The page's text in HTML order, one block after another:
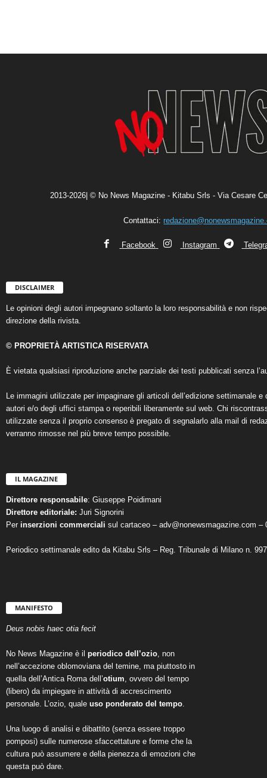
2013-2026| © No News Magazine - Kitabu Srls - Via Cesare
Contattaci:
Facebook Instagram
DISCLAIMER
Le opinioni degli autori impegnano soltanto la loro responsabilità e non
direzione della rivista.
© PROPRIETÀ ARTISTICA RISERVATA
È vietata qualsiasi riproduzione anche parziale dei testi pubblicati senza
Le immagini utilizzate per impaginare gli articoli dell’edizione settimanale
autori e/o degli uffici stampa o reperibili liberamente sul web. Chi
utilizzate senza il proprio consenso è pregato di segnalarlo alla mail di
verranno rimosse nel più breve tempo possibile.
IL MAGAZINE
Direttore responsabile: Giuseppe Poidimani
Direttore editoriale: Juri Signorini
Per inserzioni commerciali sul cartaceo – adv@nonewsmagazine.com –
Periodico settimanale edito da Kitabu Srls – Reg. Tribunale di Milano n.
MANIFESTO
Deus nobis haec otia fecit
No News Magazine è il periodico dell’ozio, non
nell’accezione oblomoviana del temine, ma piuttosto in
quella dell’Antica Roma dell’otium, ovvero del tempo
(libero) da impiegare in attività di accrescimento
personale. L’ozio, quale uso ponderato del tempo.
Una luogo di analisi e dibattito (senza essere troppo
pomposi) sulle numerose sfaccettature e forme che la
cultura può assumere e della pienezza di emozioni che
questa può dare.